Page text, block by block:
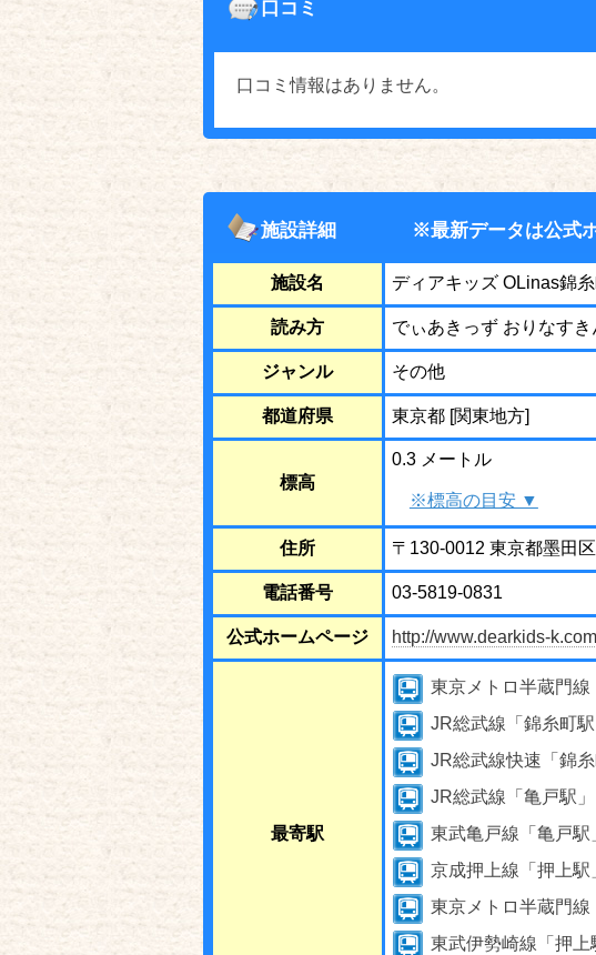
口コミ
口コミ情報はありません。
施設詳細 ※最新データは公式
施設名 ディアキッズ OLinas錦
読み方 でぃあきっず おりなす
ジャンル その他
都道府県 東京都 [関東地方]
標高
0.3 メートル
※標高の目安 ▼
住所 〒130-0012 東京都墨田
電話番号 03-5819-0831
公式ホームページ http://www.dearkids-
最寄駅
東京メトロ半蔵門線
JR総武線「錦糸町駅
JR総武線快速「錦
JR総武線「亀戸駅」
東武亀戸線「亀戸駅
京成押上線「押上駅
東京メトロ半蔵門線
東武伊勢崎線「押上